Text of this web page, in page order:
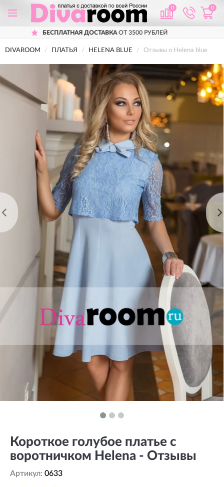
0 0
ОТ 3500 РУБЛЕЙ
DIVAROOM ПЛАТЬЯ HELENA BLUE Отзывы о Helena blue
Короткое голубое платье с
воротничком Helena - Отзывы
Артикул: 0633